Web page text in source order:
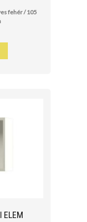
fehér / 105
ELEM